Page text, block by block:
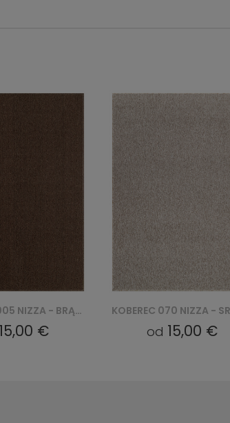
KOBEREC 070 NIZZA - SREBRNY
15,00 € od15,00 €